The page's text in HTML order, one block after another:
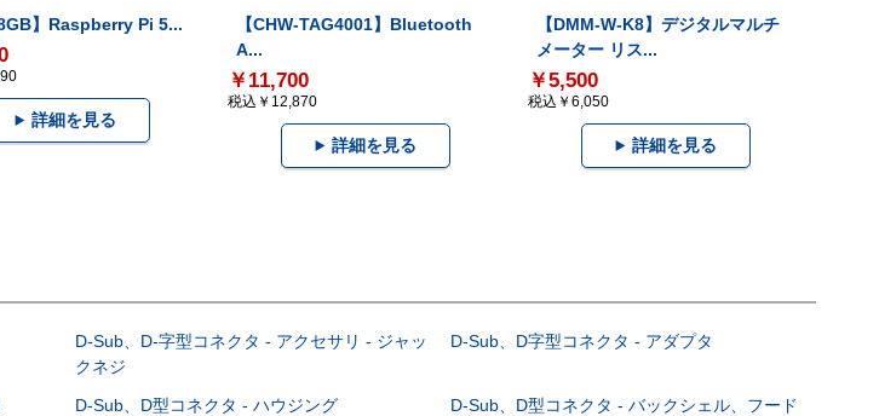
8GB】Raspberry Pi 5...
詳細を見る
【CHW-TAG4001】Bluetooth
A...
￥11,700
税込￥12,870
詳細を見る
【DMM-W-K8】デジタルマルチ
メーター リス...
￥5,500
税込￥6,050
詳細を見る
D-Sub、D-字型コネクタ - アクセサリ - ジャッ
クネジ
D-Sub、D字型コネクタ - アダプタ
D-Sub、D型コネクタ - ハウジング
D-Sub、D型コネクタ - バックシェル、フード